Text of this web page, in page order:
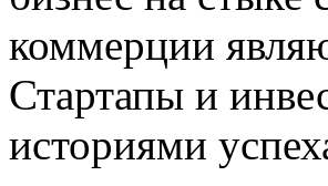
коммерции
Стартапы и
историями